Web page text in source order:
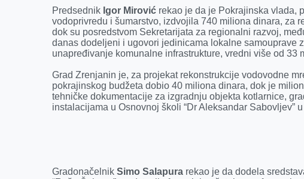
Predsednik Igor Mirović rekao je da je Pokrajinska vlada,
vodoprivredu i šumarstvo, izdvojila 740 miliona dinara, za
dok su posredstvom Sekretarijata za regionalni razvoj,
danas dodeljeni i ugovori jedinicama lokalne samouprave
unapređivanje komunalne infrastrukture, vredni više od 33
Grad Zrenjanin je, za projekat rekonstrukcije vodovodne
pokrajinskog budžeta dobio 40 miliona dinara, dok je
tehničke dokumentacije za izgradnju objekta kotlarnice,
instalacijama u Osnovnoj školi “Dr Aleksandar Sabovljev”
GradonačelnikSimo Salapura rekao je da dodela